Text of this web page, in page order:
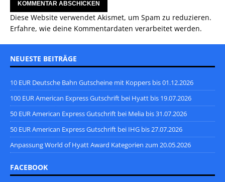
Diese Website verwendet Akismet, um Spam zu reduzieren.
Erfahre, wie deine Kommentardaten verarbeitet werden.
NEUESTE BEITRÄGE
10 EUR Deutsche Bahn Gutscheine mit Koppers bis 01.12.2026
100 EUR American Express Gutschrift bei Hyatt bis 19.07.2026
50 EUR American Express Gutschrift bei Melia bis 31.07.2026
50 EUR American Express Gutschrift bei IHG bis 27.07.2026
Anpassung World of Hyatt Award Kategorien zum 20.05.2026
FACEBOOK